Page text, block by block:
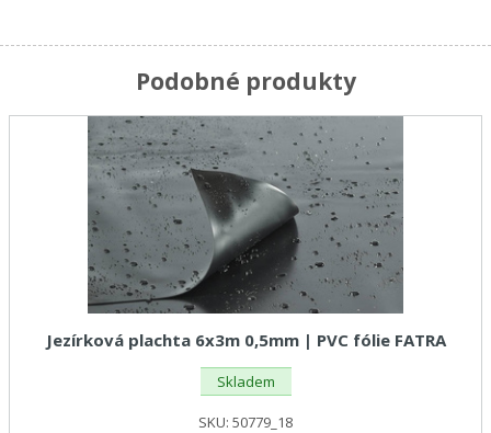
Podobné produkty
Jezírková plachta 6x3m 0,5mm | PVC fólie FATRA
Skladem
SKU: 50779_18